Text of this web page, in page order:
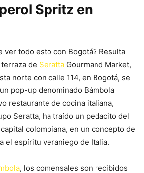
Spritz en
ver todo esto con Bogotá? Resulta
de Seratta Gourmand Market,
norte con calle 114, en Bogotá, se
pop-up denominado Bámbola
restaurante de cocina italiana,
Seratta, ha traído un pedacito del
colombiana, en un concepto de
el espíritu veraniego de Italia.
, los comensales son recibidos